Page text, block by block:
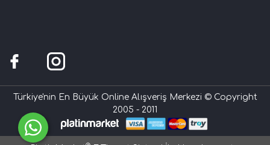
Türkiye'nin En Büyük Online Alışveriş Merkezi © Copyright
2005 - 2011